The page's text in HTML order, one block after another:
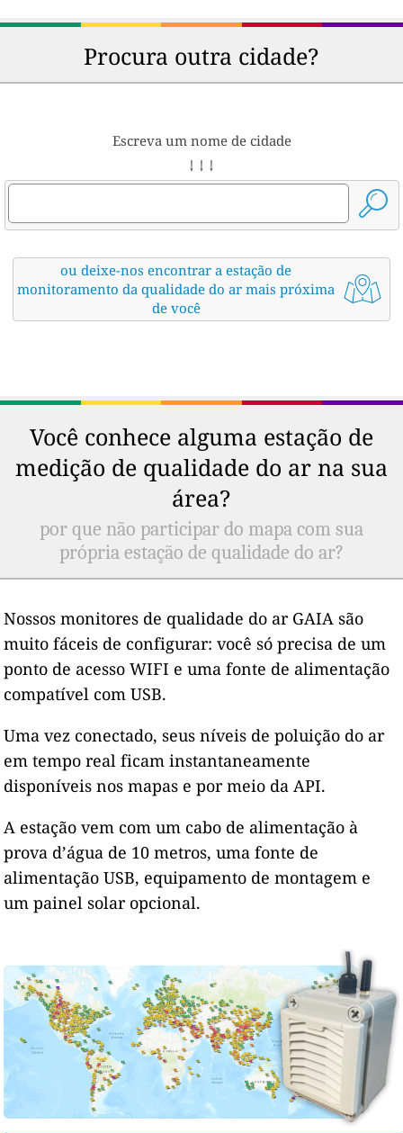
Procura outra cidade?
Escreva um nome de cidade
↓ ↓ ↓
ou deixe-nos encontrar a estação de
monitoramento da qualidade do ar mais próxima
de você
Você conhece alguma estação de
medição de qualidade do ar na sua
área?
por que não participar do mapa com sua
própria estação de qualidade do ar?
Nossos monitores de qualidade do ar GAIA são
muito fáceis de configurar: você só precisa de um
ponto de acesso WIFI e uma fonte de alimentação
compatível com USB.
Uma vez conectado, seus níveis de poluição do ar
em tempo real ficam instantaneamente
disponíveis nos mapas e por meio da API.
A estação vem com um cabo de alimentação à
prova d’água de 10 metros, uma fonte de
alimentação USB, equipamento de montagem e
um painel solar opcional.